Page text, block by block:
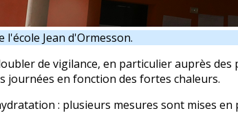
Jean d'Ormesson.
de vigilance, en particulier auprès des
journées en fonction des fortes chaleurs.
: plusieurs mesures sont mises